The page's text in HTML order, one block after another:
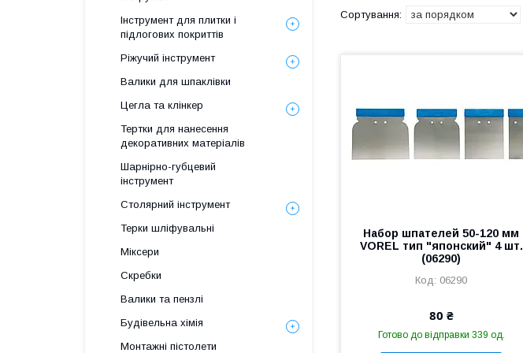
Набор шпателей 50-120 мм
VOREL тип "японский" 4 шт.
(06290)
06290
80 ₴
Готово до відправки 339 од.
Інструмент для плитки і
підлогових покриттів
Ріжучий інструмент
Валики для шпаклівки
Цегла та клінкер
Тертки для нанесення
декоративних матеріалів
Шарнірно-губцевий
інструмент
Столярний інструмент
Терки шліфувальні
Міксери
Скребки
Валики та пензлі
Будівельна хімія
Монтажні пістолети